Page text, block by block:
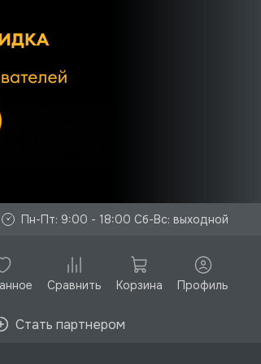
Пн-Пт: 9:00 - 18:00 Сб-Вс: выходной
Сравнить Корзина Профиль
Стать партнером